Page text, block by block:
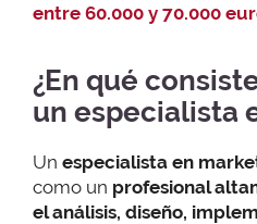
entre 60.000 y 70.000
¿En qué
un especialista
Un especialista en
como un profesional
el análisis, diseño,